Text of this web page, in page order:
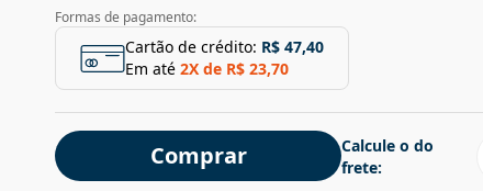
Formas de pagamento:
Cartão de crédito: R$ 47,40
Em até 2X de R$ 23,70
Comprar
Calcule o do
frete: